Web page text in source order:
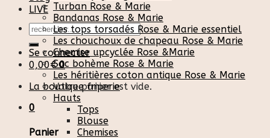
LIVE
Recherche
pour :
Se connecter
0,00€ 0
Votre panier est vide.
0
Panier
Turban Rose & Marie
Bandanas Rose & Marie
Les tops torsadés Rose & Marie essentiel
Les chouchoux de chapeau Rose & Marie
Chemise upcyclée Rose &Marie
Sac bohème Rose & Marie
Les héritières coton antique Rose & Marie
La boutique friperie
Hauts
Tops
Blouse
Chemises